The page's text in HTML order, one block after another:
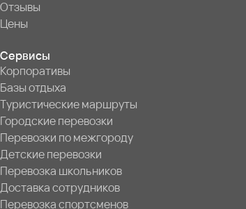
Отзывы
Цены
Сервисы
Корпоративы
Базы отдыха
Туристические маршруты
Городские перевозки
Перевозки по межгороду
Детские перевозки
Перевозка школьников
Доставка сотрудников
Перевозка спортсменов